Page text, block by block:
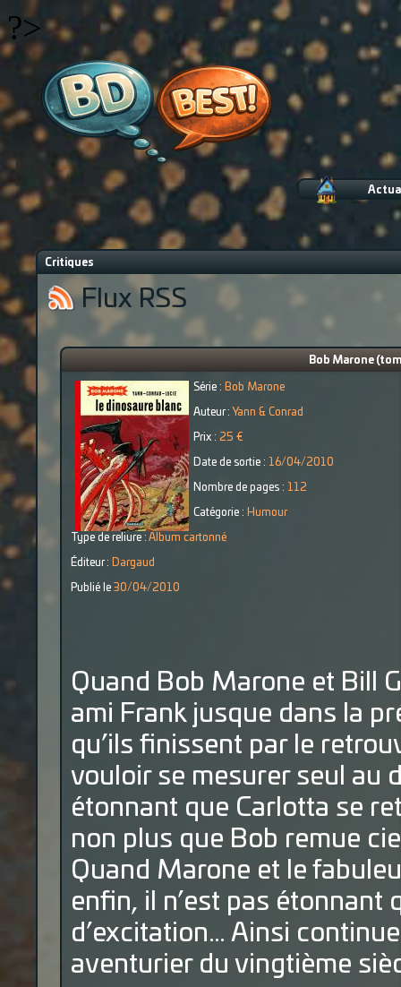
?>
Critiques
Flux RSS
Bob Marone
Série : Bob Marone
Auteur : Yann & Conrad
Prix : 25 €
Date de sortie : 16/04/2010
Nombre de pages : 112
Catégorie : Humour
Type de reliure : Album cartonné
Éditeur : Dargaud
Publié le 30/04/2010
Quand Bob Marone et Bill
ami Frank jusque dans la
qu’ils finissent par le
vouloir se mesurer seul au
étonnant que Carlotta se
non plus que Bob remue
Quand Marone et le
enfin, il n’est pas étonnant
d’excitation… Ainsi
aventurier du vingtième